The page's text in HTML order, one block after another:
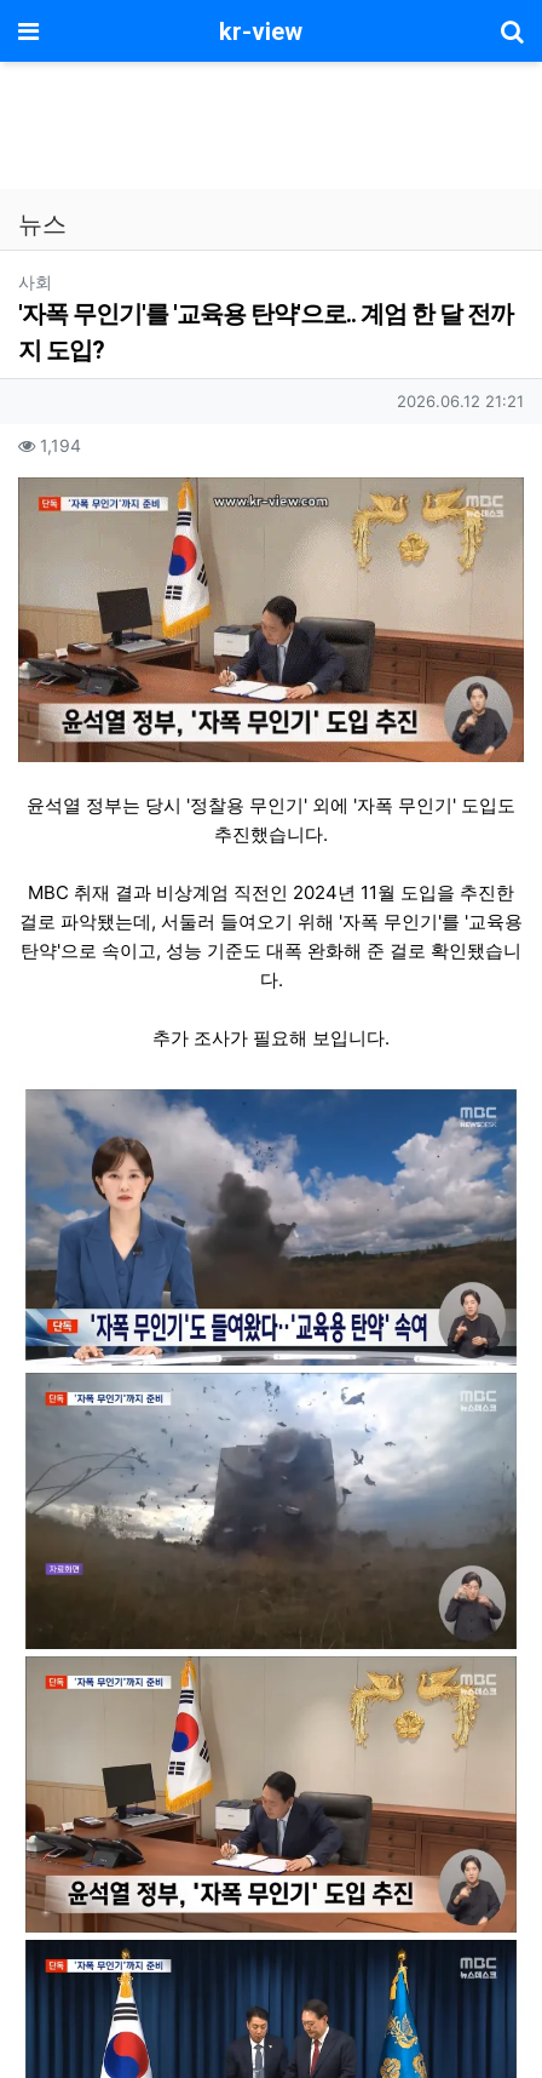
메뉴 kr-view
뉴스
사회
'자폭 무인기'를 '교육용 탄약'으로.. 계엄 한 달 전까
지 도입?
작성일
2026.06.12 21:21
컨텐츠 정보
1,194
본문
윤석열 정부는 당시 '정찰용 무인기' 외에 '자폭 무인기' 도입도
추진했습니다.
MBC 취재 결과 비상계엄 직전인 2024년 11월 도입을 추진한
걸로 파악됐는데, 서둘러 들여오기 위해 '자폭 무인기'를 '교육용
탄약'으로 속이고, 성능 기준도 대폭 완화해 준 걸로 확인됐습니
다.
추가 조사가 필요해 보입니다.